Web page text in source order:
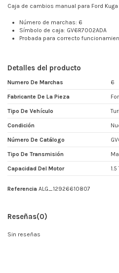
Caja de cambios manual para Ford Kuga
Número de marchas: 6
Símbolo de caja: GV6R7002ADA
Probada para correcto
Detalles del producto
Numero De Marchas 6
Fabricante De La Pieza
Tipo De Vehículo
Condición
Número De Catálogo
Tipo De Transmisión
Capacidad Del Motor 1.5
Referencia ALG_12926610807
Reseñas(0)
Sin reseñas